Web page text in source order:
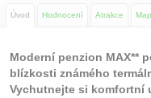
Autobusové zájezdy
Před cestou
Úvod Hodnocení Atrakce
Moderní penzion MAX**
blízkosti známého
Vychutnejte si komfortní